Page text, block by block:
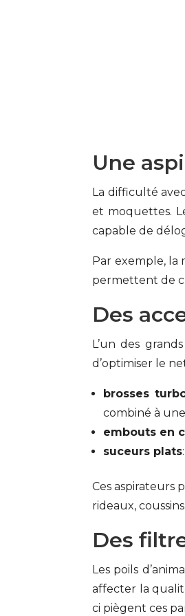
Une
La difficulté
et moquettes.
capable de
Par exemple, la
permettent de
Des
L’un des
d’optimiser le
brosses
combiné à
embouts en
suceurs plats
Ces aspirateurs
rideaux,
Des
Les poils
affecter la
ci piègent ces